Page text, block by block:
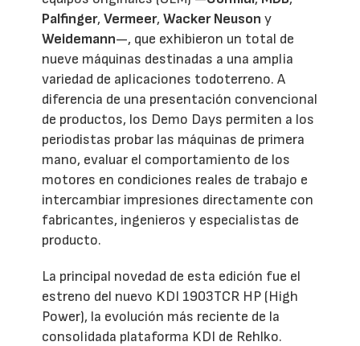
Palfinger,Vermeer,Wacker Neuson y
Weidemann—, que exhibieron un total de
nueve máquinas destinadas a una amplia
variedad de aplicaciones todoterreno. A
diferencia de una presentación convencional
de productos, los Demo Days permiten a los
periodistas probar las máquinas de primera
mano, evaluar el comportamiento de los
motores en condiciones reales de trabajo e
intercambiar impresiones directamente con
fabricantes, ingenieros y especialistas de
producto.
La principal novedad de esta edición fue el
estreno del nuevo KDI 1903TCR HP (High
Power), la evolución más reciente de la
consolidada plataforma KDI de Rehlko.